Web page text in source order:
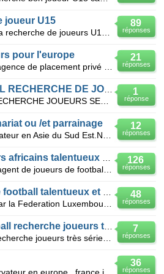
89
réponses
joueur U15
21
réponses
pour l'europe
1
réponse
12
réponses
ou /et parrainage
126
réponses
48
réponses
7
réponses
36
réponses